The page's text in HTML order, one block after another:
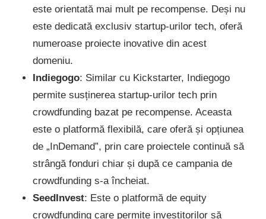
este orientată mai mult pe recompense. Deși nu
este dedicată exclusiv startup-urilor tech, oferă
numeroase proiecte inovative din acest
domeniu.
Indiegogo: Similar cu Kickstarter, Indiegogo
permite susținerea startup-urilor tech prin
crowdfunding bazat pe recompense. Aceasta
este o platformă flexibilă, care oferă și opțiunea
de „InDemand”, prin care proiectele continuă să
strângă fonduri chiar și după ce campania de
crowdfunding s-a încheiat.
SeedInvest: Este o platformă de equity
crowdfunding care permite investitorilor să